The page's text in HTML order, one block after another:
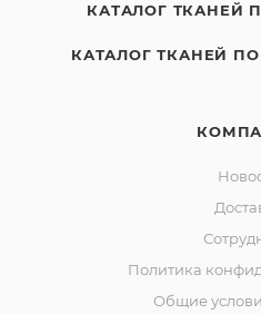
КАТАЛОГ ТКАНЕЙ
КАТАЛОГ ТКАНЕЙ
Политика
Общие